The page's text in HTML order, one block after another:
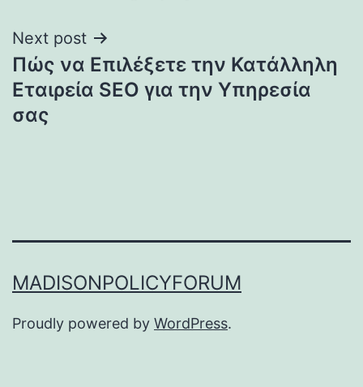
Next post
Πώς να Επιλέξετε την Κατάλληλη
Εταιρεία SEO για την Υπηρεσία
σας
MADISONPOLICYFORUM
Proudly powered by WordPress.